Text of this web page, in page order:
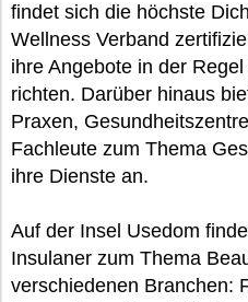
findet sich die höchste
Wellness Verband
ihre Angebote in der
richten. Darüber hinaus
Praxen,
Fachleute zum Thema
ihre Dienste an.
Auf der Insel Usedom
Insulaner zum Thema
verschiedenen Branchen: